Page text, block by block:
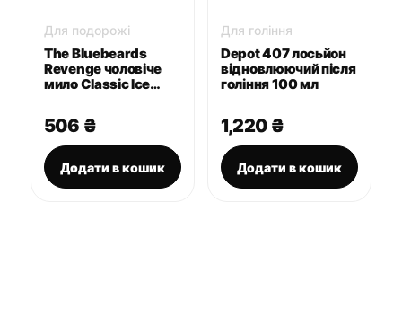
Для подорожі
The Bluebeards
Revenge чоловіче
мило Classic Ice
506 ₴
Додати в кошик
Для гоління
Depot 407 лосьйон
відновлюючий після
гоління 100 мл
1,220 ₴
Додати в кошик